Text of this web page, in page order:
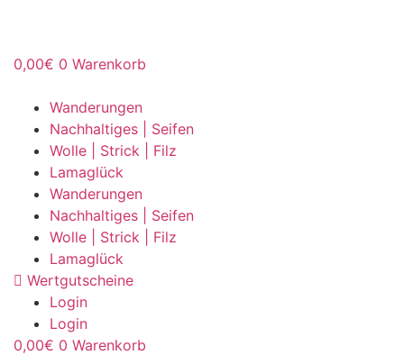
0,00€ 0 Warenkorb
Wanderungen
Nachhaltiges | Seifen
Wolle | Strick | Filz
Lamaglück
Wanderungen
Nachhaltiges | Seifen
Wolle | Strick | Filz
Lamaglück
Wertgutscheine
Login
Login
0,00€ 0 Warenkorb